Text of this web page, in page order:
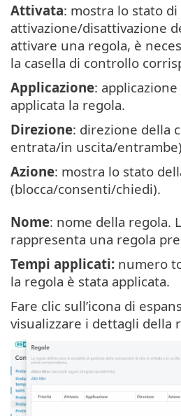
Attivata: mostra lo stato di
attivazione/disattivazione
attivare una regola, è
la casella di controllo
Applicazione:
applicata la regola.
Direzione: direzione della
entrata/in uscita/
Azione: mostra lo stato
(blocca/consenti/chiedi).
Nome: nome della regola.
rappresenta una regola
Tempi applicati: numero
la regola è stata applicata.
Fare clic sull’icona di
visualizzare i dettagli della